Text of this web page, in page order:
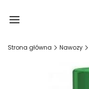
Strona główna Nawozy